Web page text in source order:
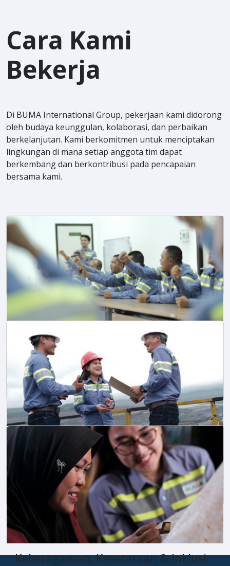
Cara Kami
Bekerja
Di BUMA International Group, pekerjaan kami didorong
oleh budaya keunggulan, kolaborasi, dan perbaikan
berkelanjutan. Kami berkomitmen untuk menciptakan
lingkungan di mana setiap anggota tim dapat
berkembang dan berkontribusi pada pencapaian
bersama kami.
Prinsip Panduan Kami
Pengembangan Talenta
Keberagaman, Kesetaraan & Inklusi